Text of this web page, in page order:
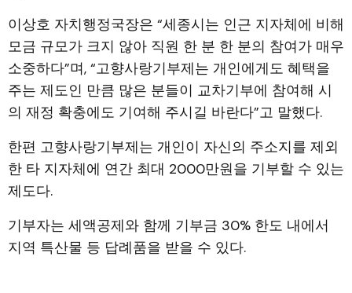
이상호 자치행정국장은 “세종시는 인근 지자체에 비해
모금 규모가 크지 않아 직원 한 분 한 분의 참여가 매우
소중하다”며, “고향사랑기부제는 개인에게도 혜택을
주는 제도인 만큼 많은 분들이 교차기부에 참여해 시
의 재정 확충에도 기여해 주시길 바란다”고 말했다.
한편 고향사랑기부제는 개인이 자신의 주소지를 제외
한 타 지자체에 연간 최대 2000만원을 기부할 수 있는
제도다.
기부자는 세액공제와 함께 기부금 30% 한도 내에서
지역 특산물 등 답례품을 받을 수 있다.